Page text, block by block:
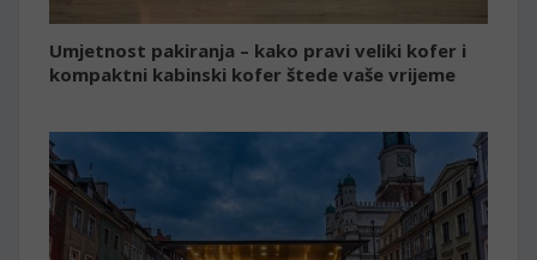
Umjetnost pakiranja – kako pravi veliki kofer i
kompaktni kabinski kofer štede vaše vrijeme